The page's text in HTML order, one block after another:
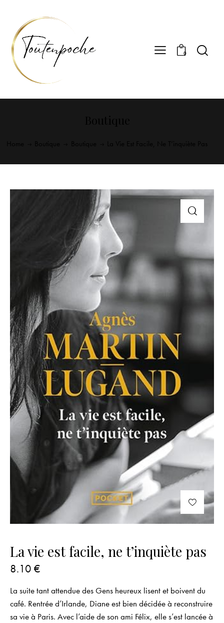
0
La vie est facile, ne t’inquiète pas
8.10 €
La suite tant attendue des Gens heureux lisent et boivent du
café. Rentrée d’Irlande, Diane est bien décidée à reconstruire
sa vie à Paris. Avec l’aide de son ami Félix, elle s’est lancée à